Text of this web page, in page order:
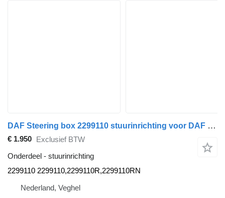
DAF Steering box 2299110 stuurinrichting voor DAF vrachtwagen
€ 1.950 Exclusief BTW
Onderdeel - stuurinrichting
2299110 2299110,2299110R,2299110RN
Nederland, Veghel